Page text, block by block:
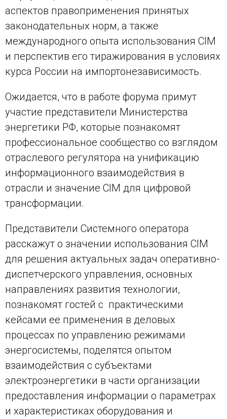
аспектов правоприменения принятых
законодательных норм, а также
международного опыта использования CIM
и перспектив его тиражирования в условиях
курса России на импортонезависимость.
Ожидается, что в работе форума примут
участие представители Министерства
энергетики РФ, которые познакомят
профессиональное сообщество со взглядом
отраслевого регулятора на унификацию
информационного взаимодействия в
отрасли и значение CIM для цифровой
трансформации.
Представители Системного оператора
расскажут о значении использования CIM
для решения актуальных задач оперативно-
диспетчерского управления, основных
направлениях развития технологии,
познакомят гостей с практическими
кейсами ее применения в деловых
процессах по управлению режимами
энергосистемы, поделятся опытом
взаимодействия с субъектами
электроэнергетики в части организации
предоставления информации о параметрах
и характеристиках оборудования и